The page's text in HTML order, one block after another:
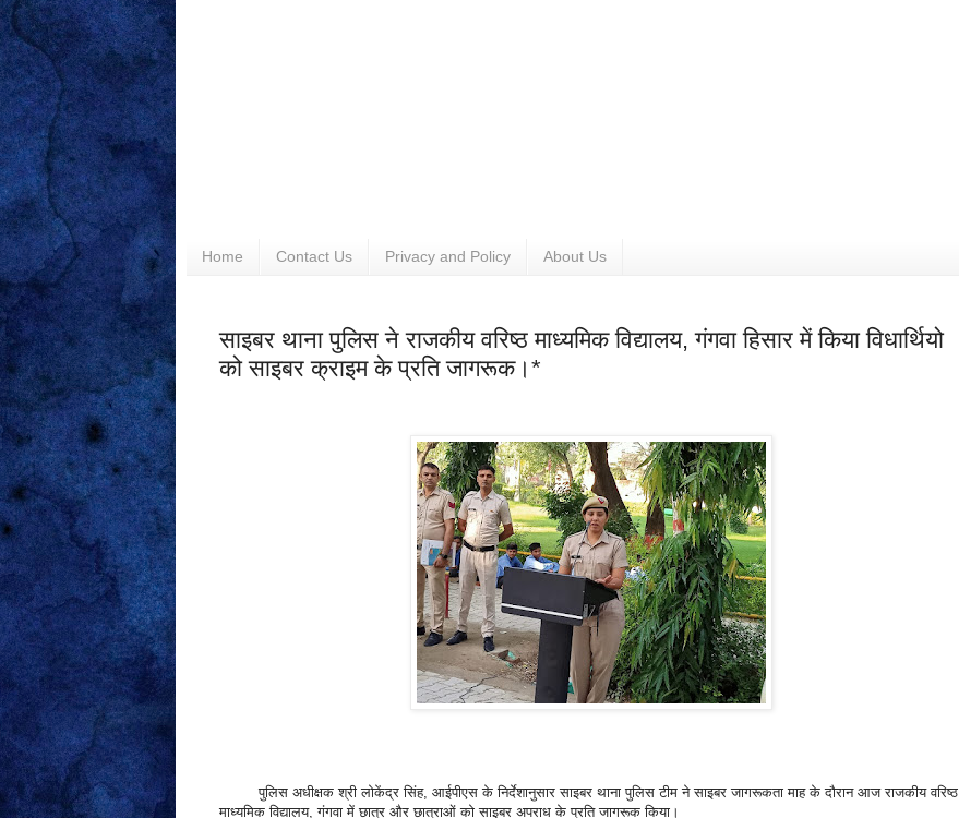
Home Contact Us Privacy and Policy About Us
साइबर थाना पुलिस ने राजकीय वरिष्ठ माध्यमिक विद्यालय, गंगवा हिसार में किया विधार्थियो
को साइबर क्राइम के प्रति जागरूक।*
पुलिस अधीक्षक श्री लोकेंद्र सिंह, आईपीएस के निर्देशानुसार साइबर थाना पुलिस टीम ने साइबर जागरूकता माह के दौरान आज राजकीय वरिष्ठ
माध्यमिक विद्यालय, गंगवा में छात्र और छात्राओं को साइबर अपराध के प्रति जागरूक किया।